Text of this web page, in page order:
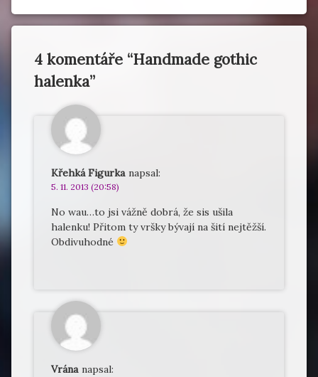
4 komentáře “Handmade gothic
halenka”
Křehká Figurka napsal:
5. 11. 2013 (20:58)
No wau…to jsi vážně dobrá, že sis ušila
halenku! Přitom ty vršky bývají na šití nejtěžší.
Obdivuhodné
Vrána napsal: